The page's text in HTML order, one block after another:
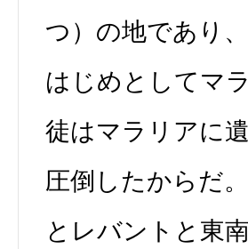
つ）の地であり
はじめとしてマ
徒はマラリアに
圧倒したからだ
とレバントと東